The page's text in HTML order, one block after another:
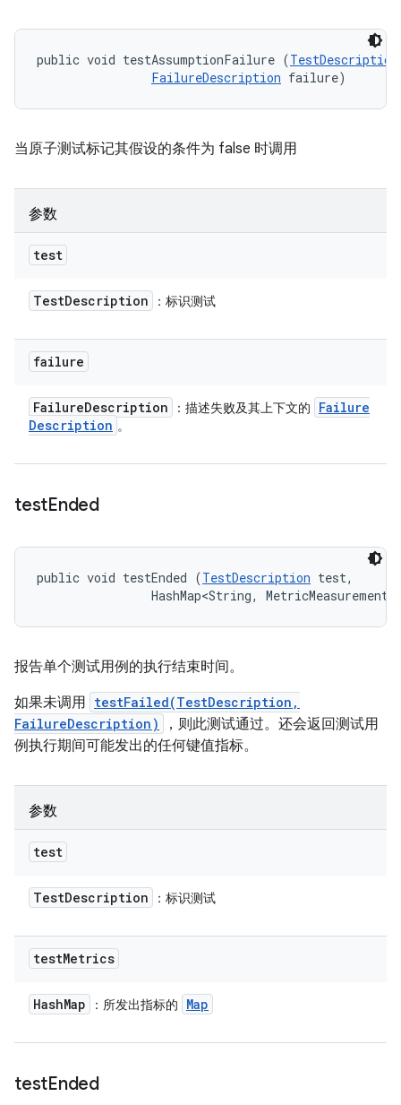
public void testAssumptionFailure (TestDescription
FailureDescription failure)
当原子测试标记其假设的条件为 false 时调用
参数
test
TestDescription ：标识测试
failure
FailureDescription ：描述失败及其上下文的
Failure
Description 。
testEnded
public void testEnded (TestDescription test,
HashMap<String,
报告单个测试用例的执行结束时间。
如果未调用 testFailed(TestDescription,
FailureDescription)
，则此测试通过。还会返回测试用
例执行期间可能发出的任何键值指标。
参数
test
TestDescription ：标识测试
testMetrics
HashMap ：所发出指标的 Map
testEnded